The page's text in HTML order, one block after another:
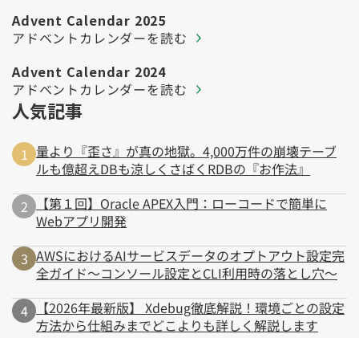
Advent Calendar 2025
アドベントカレンダーを読む
Advent Calendar 2024
アドベントカレンダーを読む
人気記事
量より『歪さ』が真の地獄。4,000万件の崩壊テーブ
ルも億超えDBも涼しくさばくRDBの『お作法』
【第１回】Oracle APEX入門：ローコードで簡単に
Webアプリ開発
AWSにおけるAIサービスデータのオプトアウト設定完
全ガイド～コンソール設定とCLI利用時の落とし穴～
【2026年最新版】 Xdebug徹底解説！環境ごとの設定
方法から仕組みまでどこよりも詳しく解説します